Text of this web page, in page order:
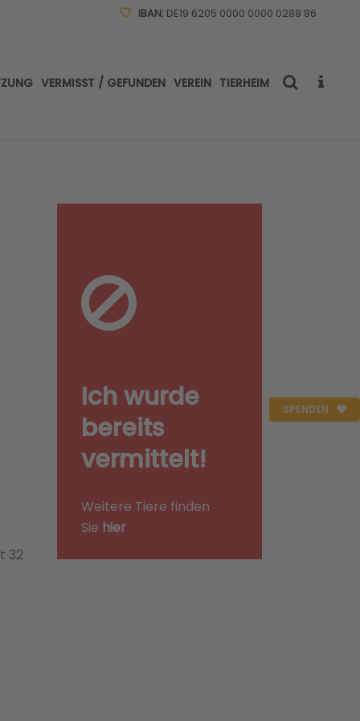
IBAN: DE19 6205 0000 0000 0288 86
VERMISST / GEFUNDEN VEREIN TIERHEIM
SPENDEN
32
Ich wurde
bereits
vermittelt!
Weitere Tiere finden
Sie hier